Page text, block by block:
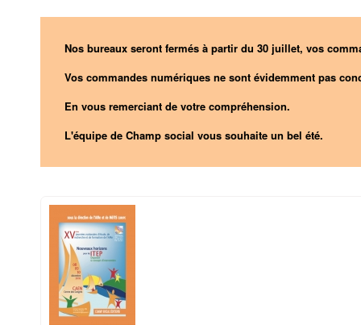
Nos bureaux seront fermés à partir du 30 juillet, vos
Vos commandes numériques ne sont évidemment pas
En vous remerciant de votre compréhension.
L'équipe de Champ social vous souhaite un bel été.